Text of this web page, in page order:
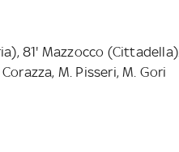
81' Mazzocco (Cittadella).
M. Pisseri, M. Gori